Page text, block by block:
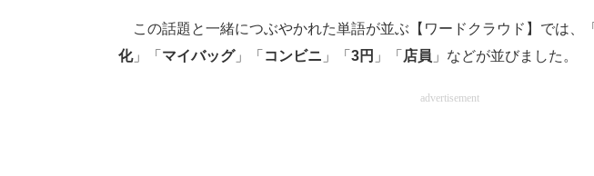
この話題と一緒につぶやかれた単語が並ぶ【ワードクラウド】では、「
化」「 マイバッグ」「 コンビニ 」「 3円 」「 店員 」などが並びました。
advertisement